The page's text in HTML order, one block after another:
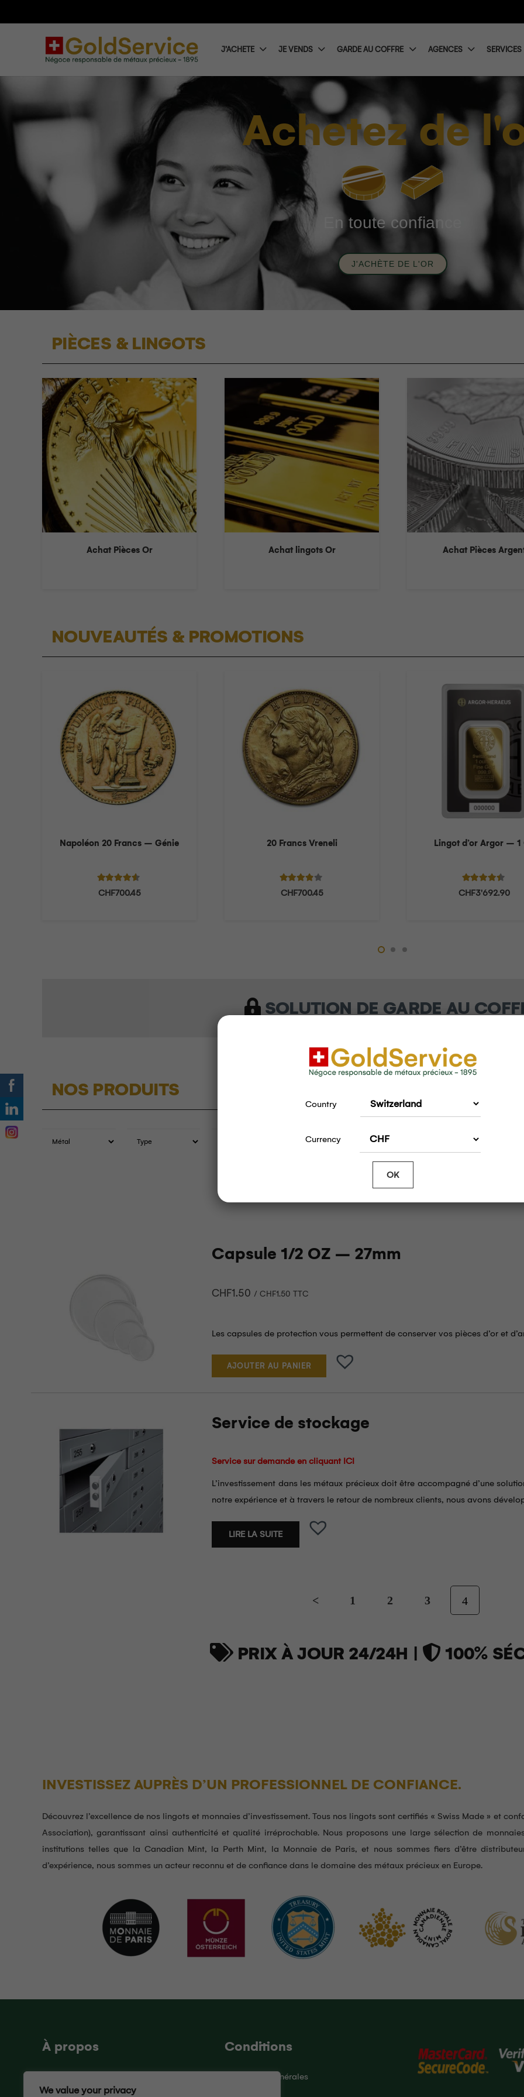
We value your privacy
J’ACHETE JE VENDS GARDE AU COFFRE AGENCES SERVICES
Achetez de
J'ACHÈTE DE L'OR
En toute confiance
PIÈCES & LINGOTS
Achat Pièces Or Achat lingots Or Achat Pièces
NOUVEAUTÉS & PROMOTIONS
Napoléon 20 Francs – Génie
CHF700.45
20 Francs Vreneli
CHF700.45
Lingot d’or Argor – 1
CHF3'692.90
SOLUTION DE GARDE AU
NOS PRODUITS
Capsule 1/2 OZ – 27mm
CHF1.50 /CHF1.50 TTC
Les capsules de protection vous permettent de conserver vos pièces d’or et
AJOUTER AU PANIER
Service de stockage
Service sur demande en cliquant ICI
L’investissement dans les métaux précieux doit être accompagné d’une
notre expérience et à travers le retour de nombreux clients, nous avons
LIRE LA SUITE
< 1 2 3 4
PRIX À JOUR 24/24H | 100%
INVESTISSEZ AUPRÈS D’UN PROFESSIONNEL DE CONFIANCE.
Découvrez l’excellence de nos lingots et monnaies d’investissement. Tous nos lingots sont certifiés « Swiss Made » et
Association), garantissant ainsi authenticité et qualité irréprochable. Nous proposons une large sélection de
institutions telles que la Canadian Mint, la Perth Mint, la Monnaie de Paris, et nous sommes fiers d’être
d’expérience, nous sommes un acteur reconnu et de confiance dans le domaine des métaux précieux en Europe.
À propos
Nous contacter
Conditions
Conditions générales
Country
Currency
OK